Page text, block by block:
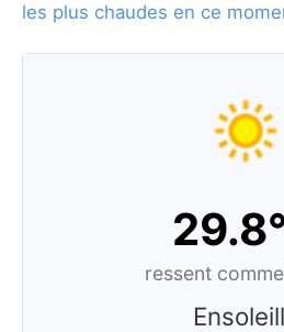
les plus chaudes en ce
ressent comme